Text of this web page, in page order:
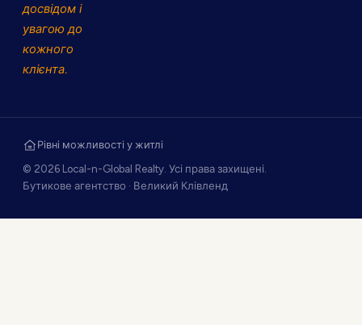
досвідом і
увагою до
кожного
клієнта.
Рівні можливості у житлі
© 2026 Local-n-Global Realty. Усі права захищені.
Бутикове агентство · Великий Клівленд